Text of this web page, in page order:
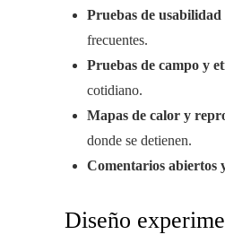
Pruebas de usabilidad
frecuentes.
Pruebas de campo y
cotidiano.
Mapas de calor y
donde se detienen.
Comentarios abiertos
Diseño